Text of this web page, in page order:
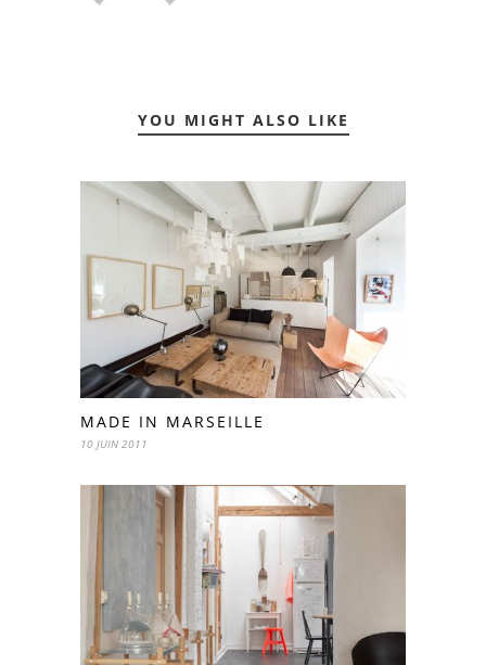
YOU MIGHT ALSO LIKE
MADE IN MARSEILLE
10 JUIN 2011